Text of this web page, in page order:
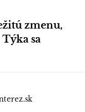
zmenu,
sa